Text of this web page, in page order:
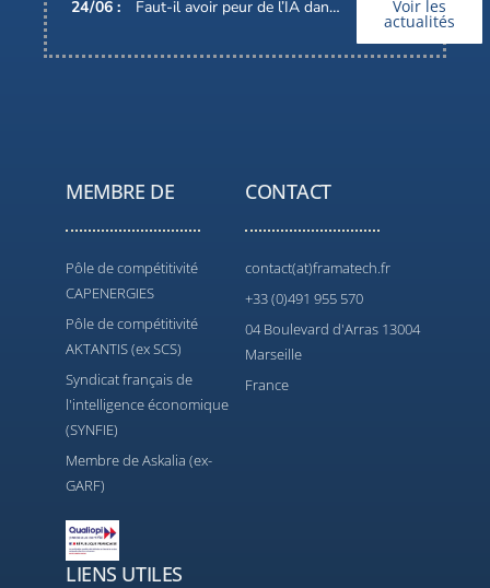
24/06 : Faut-il avoir peur de l’IA dans nos métiers ? Voir les
actualités
MEMBRE DE
Pôle de compétitivité
CAPENERGIES
Pôle de compétitivité
AKTANTIS (ex SCS)
Syndicat français de
l'intelligence économique
(SYNFIE)
Membre de Askalia (ex-
GARF)
CONTACT
contact(at)framatech.fr
+33 (0)491 955 570
04 Boulevard d'Arras 13004
Marseille
France
LIENS UTILES